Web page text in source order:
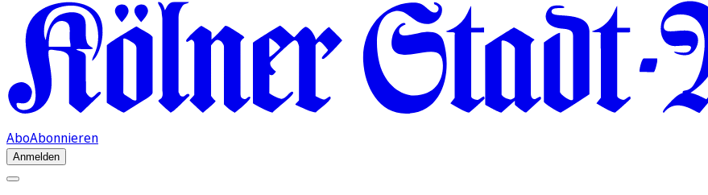
AboAbonnieren
Anmelden